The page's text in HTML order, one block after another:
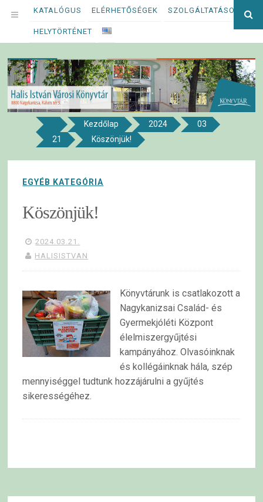
Megszakítás
OPEN
MENU
KATALÓGUS ELÉRHETŐSÉGEK SZOLGÁLTATÁSOK
HELYTÖRTÉNET
Halis István Városi Könyvtár
8800 NAGYKANIZSA, KÁLVIN TÉR 5.
Kezdőlap 2024
03
21
Köszönjük!
EGYÉB KATEGÓRIA
Köszönjük!
2024.03.21.
HALISISTVAN
Könyvtárunk is csatlakozott a
Nagykanizsai Család- és
Gyermekjóléti Központ
élelmiszergyűjtési
kampányához. Olvasóinknak
és kollégáinknak hála, szép
mennyiséggel tudtunk hozzájárulni a gyűjtés
sikerességéhez.